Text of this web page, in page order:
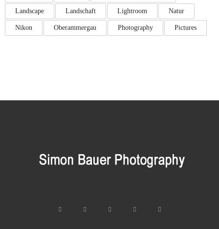
Landscape Landschaft Lightroom Natur
Nikon Oberammergau Photography Pictures